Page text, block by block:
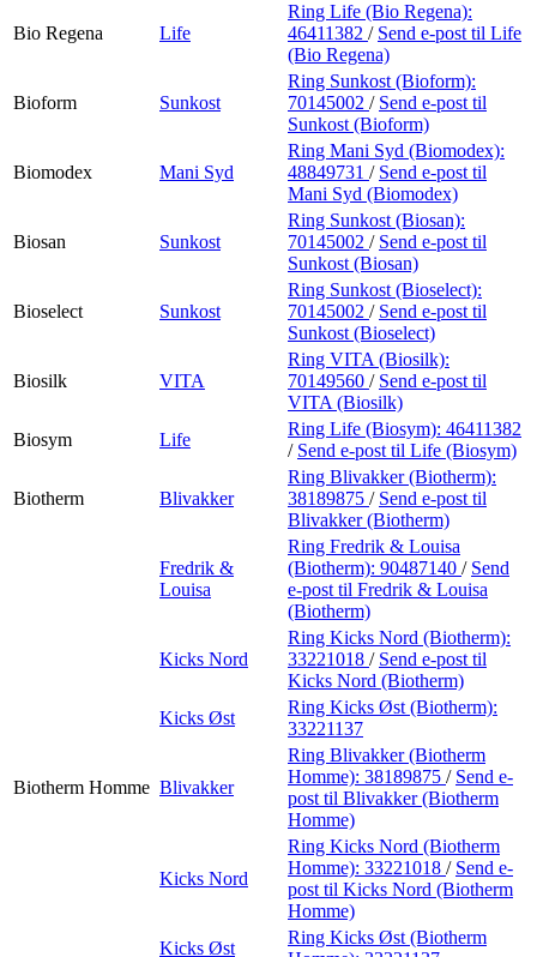
Bio Regena Life
Ring Life (Bio Regena):
46411382 / Send e-post til Life
(Bio Regena)
Bioform Sunkost
Ring Sunkost (Bioform):
70145002 / Send e-post til
Sunkost (Bioform)
Biomodex Mani Syd
Ring Mani Syd (Biomodex):
48849731 / Send e-post til
Mani Syd (Biomodex)
Biosan Sunkost
Ring Sunkost (Biosan):
70145002 / Send e-post til
Sunkost (Biosan)
Bioselect Sunkost
Ring Sunkost (Bioselect):
70145002 / Send e-post til
Sunkost (Bioselect)
Biosilk VITA
Ring VITA (Biosilk):
70149560 / Send e-post til
VITA (Biosilk)
Biosym
Life
Ring Life (Biosym): 46411382
/ Send e-post til Life (Biosym)
Biotherm Blivakker
Ring Blivakker (Biotherm):
38189875 / Send e-post til
Blivakker (Biotherm)
Fredrik &
Louisa
Ring Fredrik & Louisa
(Biotherm): 90487140 / Send
e-post til Fredrik & Louisa
(Biotherm)
Kicks Nord
Ring Kicks Nord (Biotherm):
33221018 / Send e-post til
Kicks Nord (Biotherm)
Kicks Øst
Ring Kicks Øst (Biotherm):
33221137
Biotherm Homme Blivakker
Ring Blivakker (Biotherm
Homme): 38189875 / Send e-
post til Blivakker (Biotherm
Homme)
Kicks Nord
Ring Kicks Nord (Biotherm
Homme): 33221018 / Send e-
post til Kicks Nord (Biotherm
Homme)
Kicks Øst
Ring Kicks Øst (Biotherm